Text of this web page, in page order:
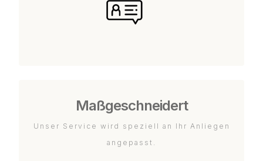
Maßgeschneidert
Unser Service wird speziell an Ihr Anliegen
angepasst.